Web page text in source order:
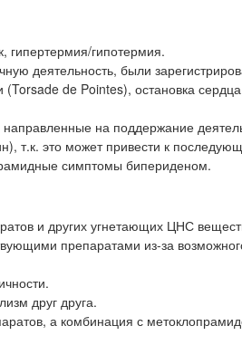
гипертермия/гипотермия.
деятельность, были
de Pointes), остановка
на поддержание
т.к. это может привести к
симптомы бипериденом.
и других угнетающих ЦНС
препаратами из-за
друг друга.
а комбинация с